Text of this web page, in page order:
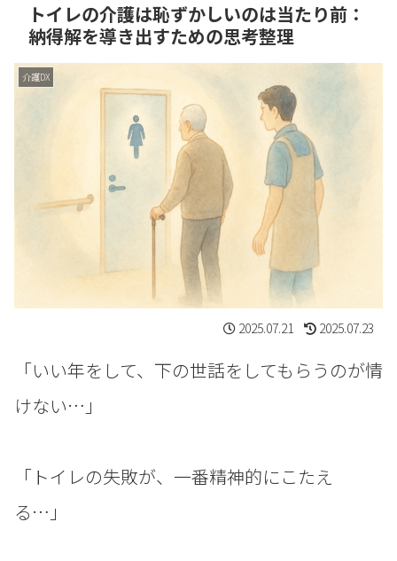
トイレの介護は恥ずかしいのは当たり前：
納得解を導き出すための思考整理
介護DX
2025.07.21 2025.07.23
「いい年をして、下の世話をしてもらうのが情
けない…」
「トイレの失敗が、一番精神的にこたえ
る…」